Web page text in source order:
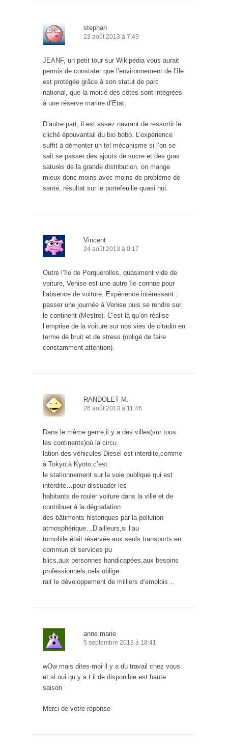
stephan
23 août 2013 à 7:49
JEANF, un petit tour sur Wikipédia vous aurait
permis de constater que l’environnement de l’île
est protégée grâce à son statut de parc
national, que la moitié des côtes sont intégrées
à une réserve marine d’Etat,
D’autre part, il est assez navrant de ressortir le
cliché épouvantail du bio bobo. L’expérience
suffit à démonter un tel mécanisme si l’on se
sait se passer des ajouts de sucre et des gras
saturés de la grande distribution, on mange
mieux donc moins avec moins de problème de
santé, résultat sur le portefeuille quasi nul.
Vincent
24 août 2013 à 0:17
Outre l’île de Porquerolles, quasiment vide de
voiture, Venise est une autre île connue pour
l’absence de voiture. Expérience intéressant :
passer une journée à Venise puis se rendre sur
le continent (Mestre). C’est là qu’on réalise
l’emprise de la voiture sur nos vies de citadin en
terme de bruit et de stress (obligé de faire
constamment attention).
RANDOLET M.
26 août 2013 à 11:46
Dans le même genre,il y a des villes(sur tous
les continents)où la circu
lation des véhicules Diesel est interdite,comme
à Tokyo;à Kyoto,c’est
le stationnement sur la voie publique qui est
interdite…pour dissuader les
habitants de rouler voiture dans la ville et de
contribuer à la dégradation
des bâtiments historiques par la pollution
atmosphérique…D’ailleurs,si l’au
tomobile était réservée aux seuls transports en
commun et services pu
blics,aux personnes handicapées,aux besoins
professionnels,cela oblige
rait le développement de milliers d’emplois…
anne marie
5 septembre 2013 à 18:41
wOw mais dites-moi il y a du travail chez vous
et si oui qu y a t il de disponible est haute
saison
Merci de votre réponse